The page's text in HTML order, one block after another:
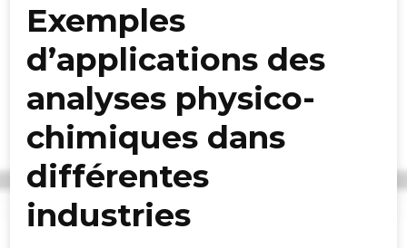
Exemples
d’applications des
analyses physico-
chimiques dans
différentes
industries